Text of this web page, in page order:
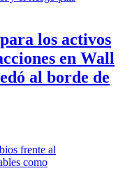
los activos
en Wall
al borde de